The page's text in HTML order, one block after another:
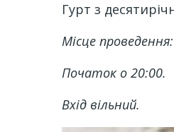
Гурт з
Місце проведення:
Початок о 20:00.
Вхід вільний.